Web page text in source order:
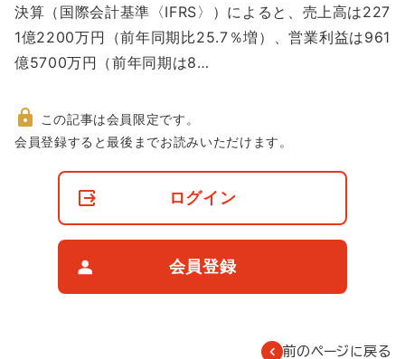
動決算（国際会計基準〈IFRS〉）によると、売上高は227
1億2200万円（前年同期比25.7％増）、営業利益は961
億5700万円（前年同期は8…
非
この記事は会員限定です。
会員登録すると最後までお読みいただけます。
ログイン
会員登録
前のページに戻る